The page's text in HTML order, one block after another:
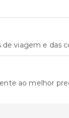
viagem e das
ao melhor